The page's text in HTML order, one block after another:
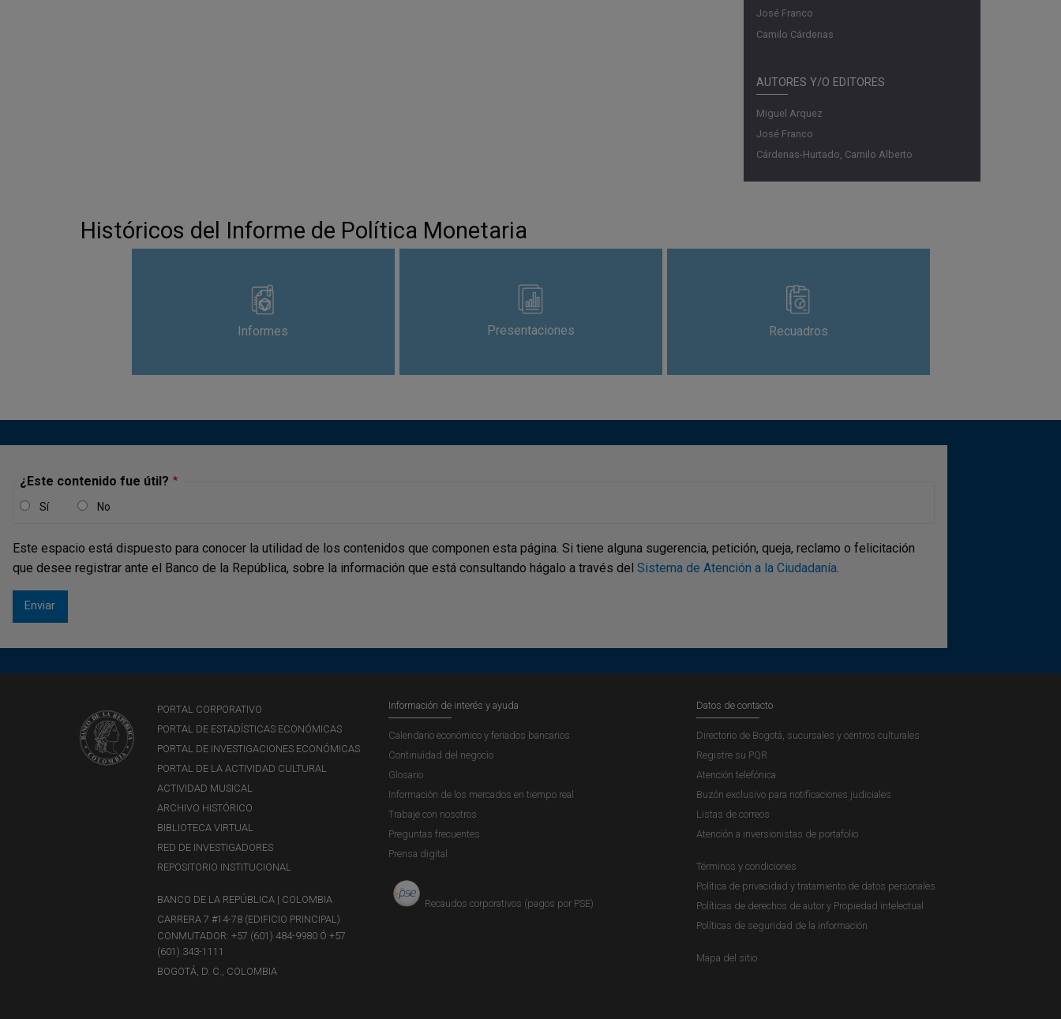
José Franco
Camilo Cárdenas
AUTORES Y/O EDITORES
Miguel Arquez
José Franco
Cárdenas-Hurtado, Camilo Alberto
Históricos del Informe de Política Monetaria
Informes Presentaciones Recuadros
¿Este contenido fue útil?
Sí No
Este espacio está dispuesto para conocer la utilidad de los contenidos que componen esta página. Si tiene alguna sugerencia, petición, queja, reclamo o felicitación
que desee registrar ante el Banco de la República, sobre la información que está consultando hágalo a través del Sistema de Atención a la Ciudadanía.
PORTAL CORPORATIVO
PORTAL DE ESTADÍSTICAS ECONÓMICAS
PORTAL DE INVESTIGACIONES ECONÓMICAS
PORTAL DE LA ACTIVIDAD CULTURAL
ACTIVIDAD MUSICAL
ARCHIVO HISTÓRICO
BIBLIOTECA VIRTUAL
RED DE INVESTIGADORES
REPOSITORIO INSTITUCIONAL
BANCO DE LA REPÚBLICA | COLOMBIA
CARRERA 7 #14-78 (EDIFICIO PRINCIPAL)
CONMUTADOR: +57 (601) 484-9980 Ó +57
(601) 343-1111
BOGOTÁ, D. C., COLOMBIA
Información de interés y ayuda
Calendario económico y feriados bancarios
Continuidad del negocio
Glosario
Información de los mercados en tiempo real
Trabaje con nosotros
Preguntas frecuentes
Prensa digital
Recaudos corporativos (pagos por PSE)
Datos de contacto
Directorio de Bogotá, sucursales y centros culturales
Registre su PQR
Atención telefónica
Buzón exclusivo para notificaciones judiciales
Listas de correos
Atención a inversionistas de portafolio
Términos y condiciones
Política de privacidad y tratamiento de datos personales
Políticas de derechos de autor y Propiedad intelectual
Políticas de seguridad de la información
Mapa del sitio